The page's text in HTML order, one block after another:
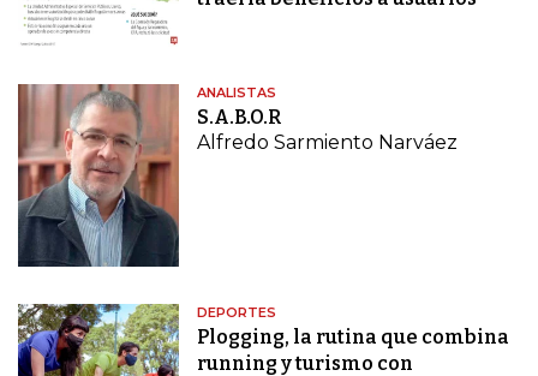
ANALISTAS
S.A.B.O.R
Alfredo Sarmiento Narváez
DEPORTES
Plogging, la rutina que combina
running y turismo con